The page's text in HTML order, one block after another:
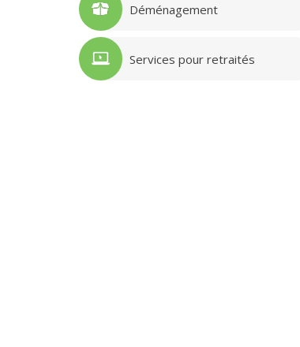
Déménagement
Services pour retraités